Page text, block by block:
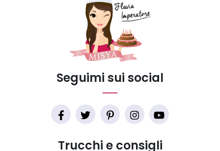
Trucchi e consigli
Seguimi sui social